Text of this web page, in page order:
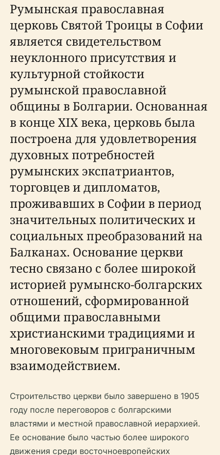
Румынская православная
церковь Святой Троицы в Софии
является свидетельством
неуклонного присутствия и
культурной стойкости
румынской православной
общины в Болгарии. Основанная
в конце XIX века, церковь была
построена для удовлетворения
духовных потребностей
румынских экспатриантов,
торговцев и дипломатов,
проживавших в Софии в период
значительных политических и
социальных преобразований на
Балканах. Основание церкви
тесно связано с более широкой
историей румынско-болгарских
отношений, сформированной
общими православными
христианскими традициями и
многовековым приграничным
взаимодействием.
Строительство церкви было завершено в 1905
году после переговоров с болгарскими
властями и местной православной иерархией.
Ее основание было частью более широкого
движения среди восточноевропейских